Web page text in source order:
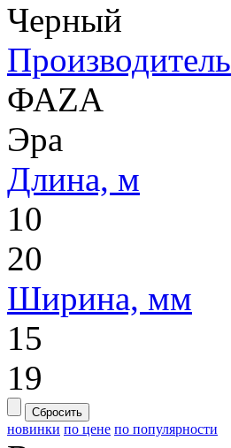
Черный
Производитель
ФАZA
Эра
Длина, м
10
20
Ширина, мм
15
19
Сбросить
новинки по цене по популярности